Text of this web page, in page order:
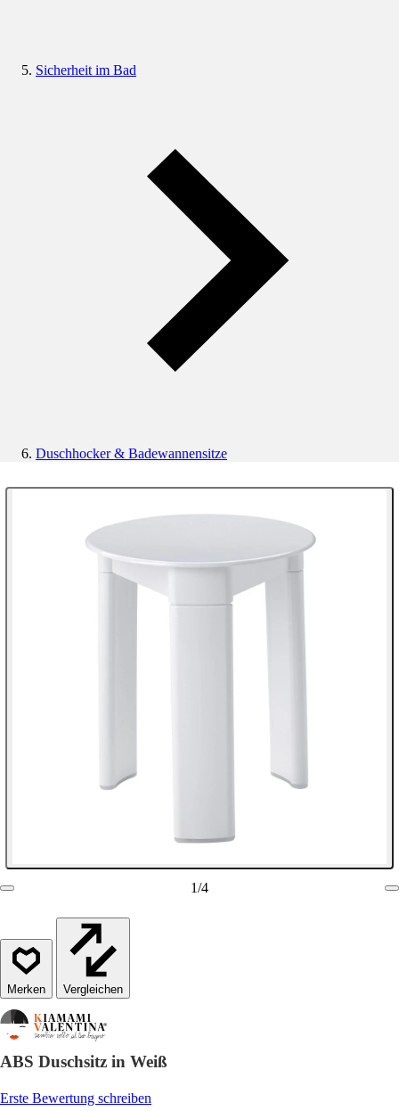
Sicherheit im Bad
Duschhocker & Badewannensitze
1/4
Vergleichen
ABS Duschsitz in Weiß
Erste Bewertung schreiben